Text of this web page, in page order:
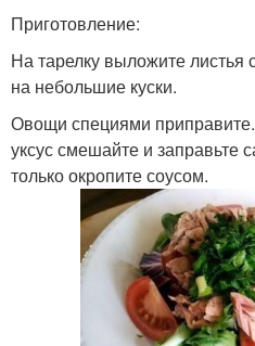
Приготовление:
На тарелку выложите листья
на небольшие куски.
Овощи специями
уксус смешайте и заправьте
только окропите соусом.